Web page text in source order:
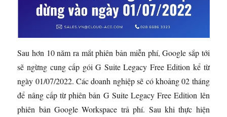
Sau hơn 10 năm ra mắt phiên bản miễn phí, Google sắp tới
sẽ ngừng cung cấp gói G Suite Legacy Free Edition kể từ
ngày 01/07/2022. Các doanh nghiệp sẽ có khoảng 02 tháng
để nâng cấp từ phiên bản G Suite Legacy Free Edition lên
phiên bản Google Workspace trả phí. Sau khi thực hiện